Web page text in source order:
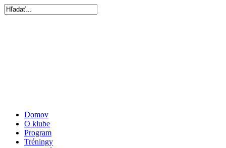
Domov
O klube
Program
Tréningy